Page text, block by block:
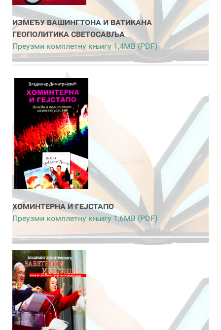
ИЗМЕЂУ ВАШИНГТОНА И ВАТИКАНА
ГЕОПОЛИТИКА СВЕТОСАВЉА
Преузми комплетну књигу 1,4MB (PDF)
ХОМИНТЕРНА И ГЕЈСТАПО
Преузми комплетну књигу 1,6MB (PDF)